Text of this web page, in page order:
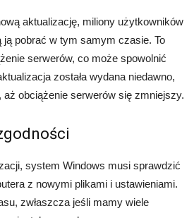
aktualizację, miliony użytkowników
ją pobrać w tym samym czasie. To
serwerów, co może spowolnić
została wydana niedawno,
obciążenie serwerów się zmniejszy.
system Windows musi sprawdzić
z nowymi plikami i ustawieniami.
zwłaszcza jeśli mamy wiele